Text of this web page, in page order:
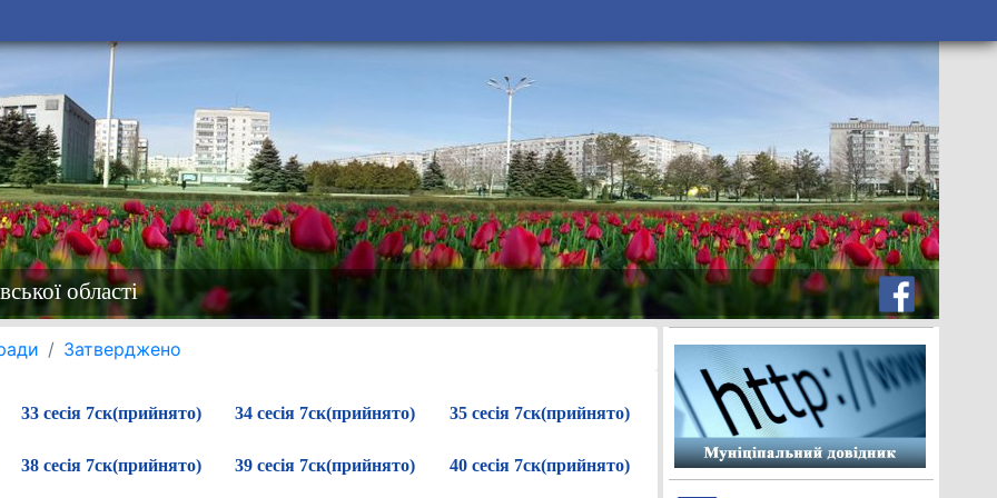
області
Затверджено
33 сесія 7ск(прийнято) 34 сесія 7ск(прийнято) 35 сесія 7ск(прийнято)
38 сесія 7ск(прийнято) 39 сесія 7ск(прийнято) 40 сесія 7ск(прийнято)